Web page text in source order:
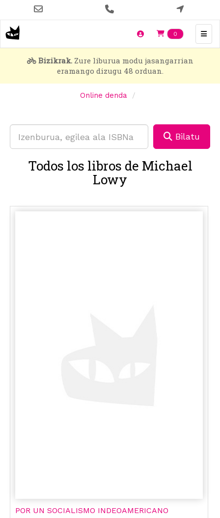
main
content
0 Items en
Bizikrak.Zure liburua modu jasangarrian
eramango dizugu 48 orduan.
Online denda
Bilatu
Todos los libros de Michael
Lowy
POR UN SOCIALISMO INDEOAMERICANO